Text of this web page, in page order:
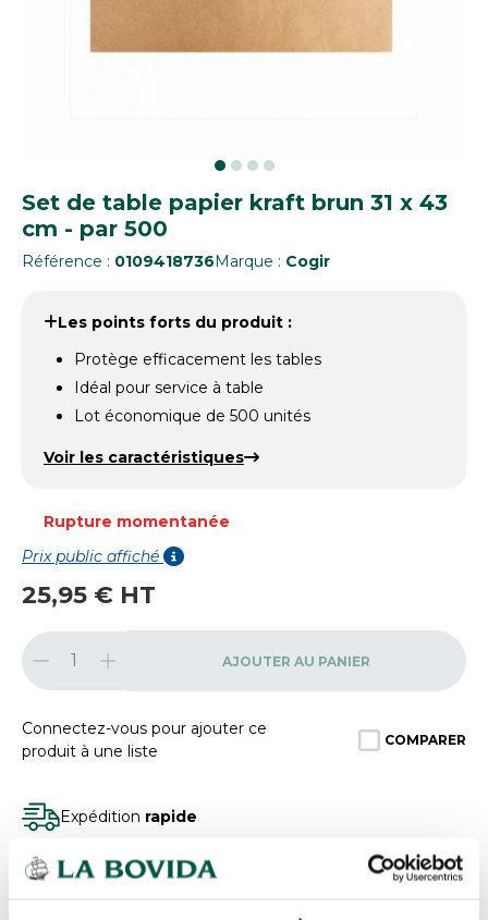
Set de table papier kraft brun 31 x 43
cm - par 500
Référence : 0109418736Marque : Cogir
Les points forts du produit :
Protège efficacement les tables
Idéal pour service à table
Lot économique de 500 unités
Voir les caractéristiques
Rupture momentanée
Prix public affiché
25,95 € HT
AJOUTER AU PANIER
Connectez-vous pour ajouter ce
produit à une liste
COMPARER
Expédition rapide
Des expertsà votre écoute